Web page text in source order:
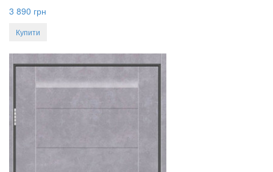
3 890 грн
Купити